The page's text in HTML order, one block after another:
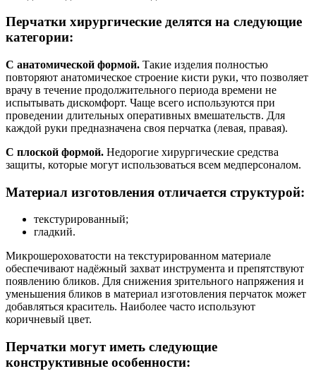
Перчатки хирургические делятся на следующие
категории:
С анатомической формой. Такие изделия полностью
повторяют анатомическое строение кисти руки, что позволяет
врачу в течение продолжительного периода времени не
испытывать дискомфорт. Чаще всего используются при
проведении длительных оперативных вмешательств. Для
каждой руки предназначена своя перчатка (левая, правая).
С плоской формой. Недорогие хирургические средства
защиты, которые могут использоваться всем медперсоналом.
Материал изготовления отличается структурой:
текстурированный;
гладкий.
Микрошероховатости на текстурированном материале
обеспечивают надёжный захват инструмента и препятствуют
появлению бликов. Для снижения зрительного напряжения и
уменьшения бликов в материал изготовления перчаток может
добавляться краситель. Наиболее часто используют
коричневый цвет.
Перчатки могут иметь следующие
конструктивные особенности: